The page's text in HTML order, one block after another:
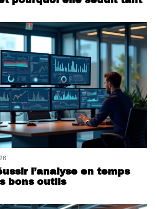
l’analyse en temps
bons outils